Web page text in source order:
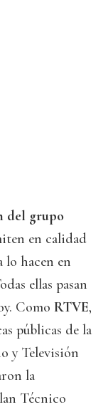
del grupo
en calidad
lo hacen en
ellas pasan
Como RTVE,
públicas de la
y Televisión
la
Técnico